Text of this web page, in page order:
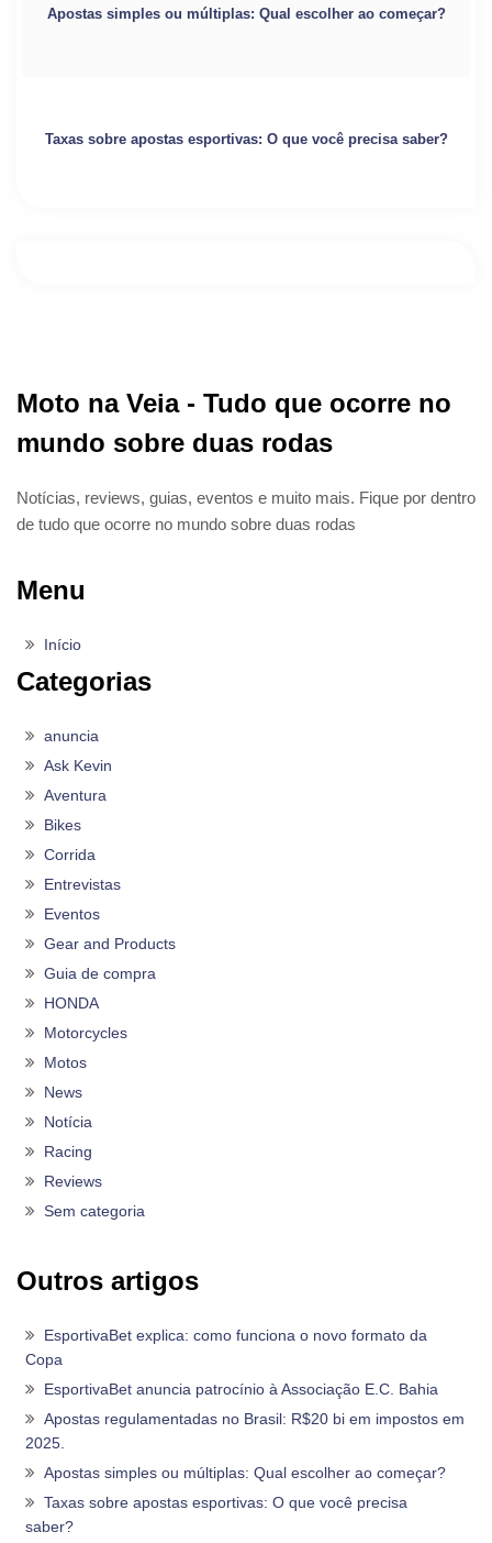
Apostas simples ou múltiplas: Qual escolher ao começar?
Taxas sobre apostas esportivas: O que você precisa saber?
Moto na Veia - Tudo que ocorre no
mundo sobre duas rodas
Notícias, reviews, guias, eventos e muito mais. Fique por dentro
de tudo que ocorre no mundo sobre duas rodas
Menu
Início
Categorias
anuncia
Ask Kevin
Aventura
Bikes
Corrida
Entrevistas
Eventos
Gear and Products
Guia de compra
HONDA
Motorcycles
Motos
News
Notícia
Racing
Reviews
Sem categoria
Outros artigos
EsportivaBet explica: como funciona o novo formato da
Copa
EsportivaBet anuncia patrocínio à Associação E.C. Bahia
Apostas regulamentadas no Brasil: R$20 bi em impostos em
2025.
Apostas simples ou múltiplas: Qual escolher ao começar?
Taxas sobre apostas esportivas: O que você precisa
saber?